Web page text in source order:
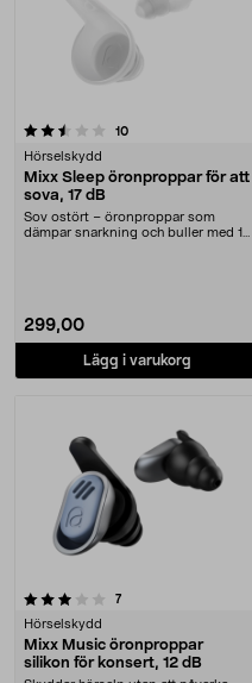
10recensioner
Hörselskydd
Mixx Sleep öronproppar för att
sova, 17 dB
Sov ostört – öronproppar som
dämpar snarkning och buller med 17
299,00
Lägg i varukorg
3.5 av 5 stjärnor
7recensioner
Hörselskydd
Mixx Music öronproppar
silikon för konsert, 12 dB
4.5 av 5 stjärnor